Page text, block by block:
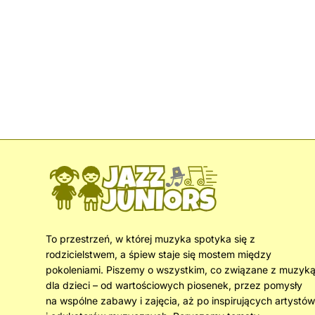
To przestrzeń, w której muzyka spotyka się z
rodzicielstwem, a śpiew staje się mostem między
pokoleniami. Piszemy o wszystkim, co związane z muzyką
dla dzieci – od wartościowych piosenek, przez pomysły
na wspólne zabawy i zajęcia, aż po inspirujących artystów